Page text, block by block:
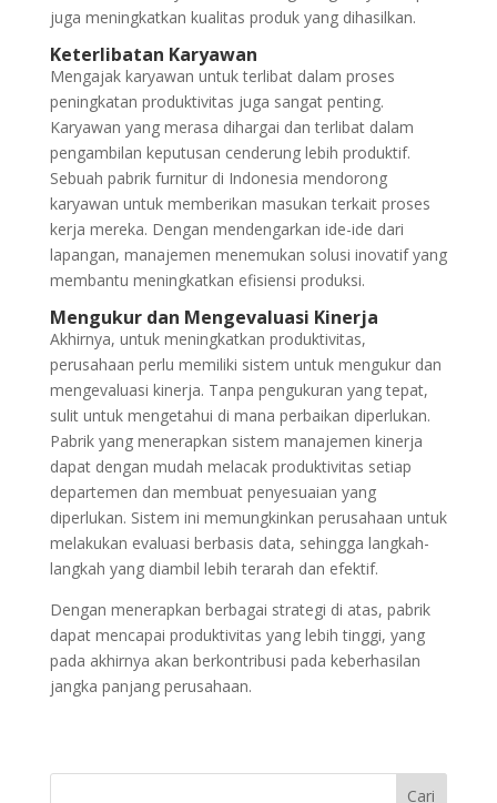
juga meningkatkan kualitas produk yang dihasilkan.
Keterlibatan Karyawan
Mengajak karyawan untuk terlibat dalam proses
peningkatan produktivitas juga sangat penting.
Karyawan yang merasa dihargai dan terlibat dalam
pengambilan keputusan cenderung lebih produktif.
Sebuah pabrik furnitur di Indonesia mendorong
karyawan untuk memberikan masukan terkait proses
kerja mereka. Dengan mendengarkan ide-ide dari
lapangan, manajemen menemukan solusi inovatif yang
membantu meningkatkan efisiensi produksi.
Mengukur dan Mengevaluasi Kinerja
Akhirnya, untuk meningkatkan produktivitas,
perusahaan perlu memiliki sistem untuk mengukur dan
mengevaluasi kinerja. Tanpa pengukuran yang tepat,
sulit untuk mengetahui di mana perbaikan diperlukan.
Pabrik yang menerapkan sistem manajemen kinerja
dapat dengan mudah melacak produktivitas setiap
departemen dan membuat penyesuaian yang
diperlukan. Sistem ini memungkinkan perusahaan untuk
melakukan evaluasi berbasis data, sehingga langkah-
langkah yang diambil lebih terarah dan efektif.
Dengan menerapkan berbagai strategi di atas, pabrik
dapat mencapai produktivitas yang lebih tinggi, yang
pada akhirnya akan berkontribusi pada keberhasilan
jangka panjang perusahaan.
Cari